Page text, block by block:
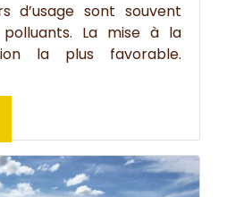
d’usage sont souvent
La mise à la
la plus favorable.